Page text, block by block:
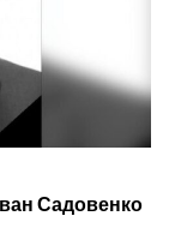
Садовенко